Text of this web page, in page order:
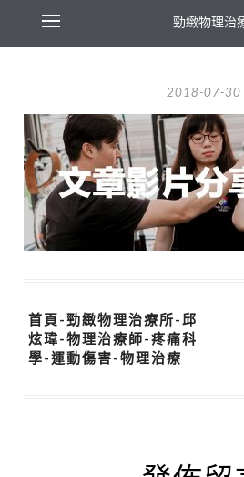
勁緻物理治
2018-07-30
首頁-勁緻物理治療所-邱
炫瑋-物理治療師-疼痛科
學-運動傷害-物理治療